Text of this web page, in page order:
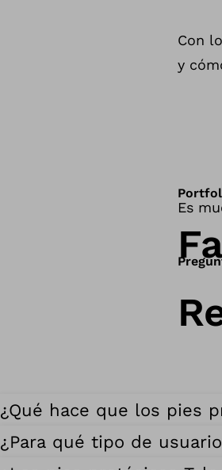
Con
y
Es
¿Qué hace que los pies
¿Para qué tipo de